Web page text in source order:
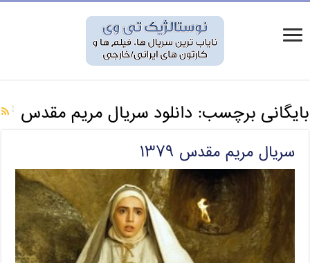
بایگانی برچسب: دانلود سریال مریم مقدس
سریال مریم مقدس ۱۳۷۹